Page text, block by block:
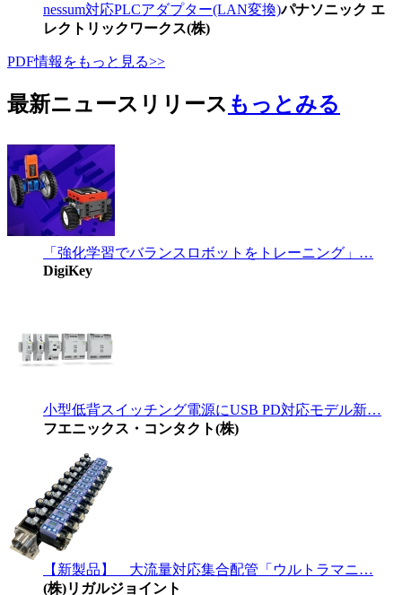
nessum対応PLCアダプター(LAN変換)パナソニック エ
レクトリックワークス(株)
PDF情報をもっと見る>>
最新ニュースリリース もっとみる
「強化学習でバランスロボットをトレーニング」…
DigiKey
小型低背スイッチング電源にUSB PD対応モデル新…
フエニックス・コンタクト(株)
【新製品】 大流量対応集合配管「ウルトラマニ…
(株)リガルジョイント